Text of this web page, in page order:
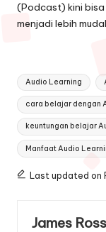
(Podcast) kini
menjadi lebih
Tags:
Audio Learning
cara belajar dengan
keuntungan belajar
Manfaat Audio
Last updated on
James Ross